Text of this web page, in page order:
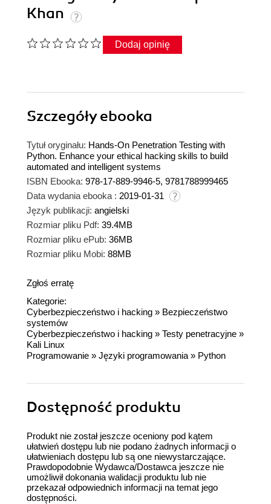
Khan
Dodaj opinię
Szczegółyebooka
Tytuł oryginału: Hands-On Penetration Testing with
Python. Enhance your ethical hacking skills to build
automated and intelligent systems
ISBN Ebooka: 978-17-889-9946-5, 9781788999465
Data wydania ebooka : 2019-01-31
Język publikacji: angielski
Rozmiar pliku Pdf: 39.4MB
Rozmiar pliku ePub: 36MB
Rozmiar pliku Mobi: 88MB
Zgłoś erratę
Kategorie:
Cyberbezpieczeństwo i hacking » Bezpieczeństwo
systemów
Cyberbezpieczeństwo i hacking » Testy penetracyjne »
Kali Linux
Programowanie » Języki programowania » Python
Dostępność produktu
Produkt nie został jeszcze oceniony pod kątem
ułatwień dostępu lub nie podano żadnych informacji o
ułatwieniach dostępu lub są one niewystarczające.
Prawdopodobnie Wydawca/Dostawca jeszcze nie
umożliwił dokonania walidacji produktu lub nie
przekazał odpowiednich informacji na temat jego
dostępności.